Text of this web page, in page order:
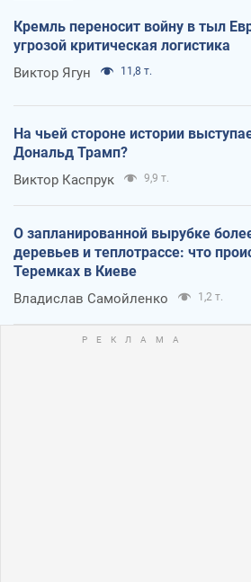
Кремль переносит войну в тыл
угрозой критическая логистика
Виктор Ягун 11,8 т.
На чьей стороне истории
Дональд Трамп?
Виктор Каспрук 9,9 т.
О запланированной вырубке
деревьев и теплотрассе: что
Теремках в Киеве
Владислав Самойленко 1,2 т.